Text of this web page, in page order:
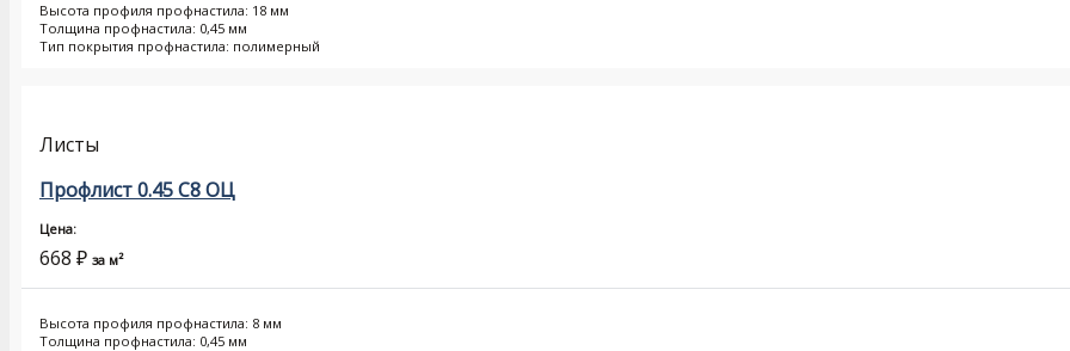
Высота профиля профнастила: 18 мм
Толщина профнастила: 0,45 мм
Тип покрытия профнастила: полимерный
Листы
Профлист 0.45 С8 ОЦ
Цена:
668 ₽ за м²
Высота профиля профнастила: 8 мм
Толщина профнастила: 0,45 мм